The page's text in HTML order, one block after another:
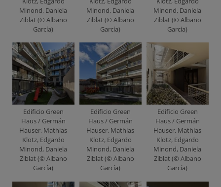
Minond, Daniela
Ziblat (© Albano
García)
Minond, Daniela
Ziblat (© Albano
García)
Minond, Daniela
Ziblat (© Albano
García)
Edificio Green
Haus / Germán
Hauser, Mathias
Klotz, Edgardo
Minond, Daniela
Ziblat (© Albano
García)
Edificio Green
Haus / Germán
Hauser, Mathias
Klotz, Edgardo
Minond, Daniela
Ziblat (© Albano
García)
Edificio Green
Haus / Germán
Hauser, Mathias
Klotz, Edgardo
Minond, Daniela
Ziblat (© Albano
García)